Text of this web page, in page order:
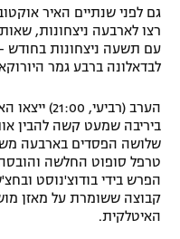
גם לפני שנתיים האיר
רצו לארבעה ניצחונות,
לבדאלונה ברבע גמר
הערב (רביעי,
ביריבה שמעט קשה להבין
שלושה הפסדים בארבעה
הפרש בידי בודוצ'נוסט
האיטלקית.